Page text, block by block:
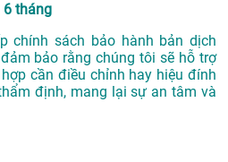
6 tháng
chính sách bảo hành bản dịch
bảo rằng chúng tôi sẽ hỗ trợ
cần điều chỉnh hay hiệu đính
định, mang lại sự an tâm và